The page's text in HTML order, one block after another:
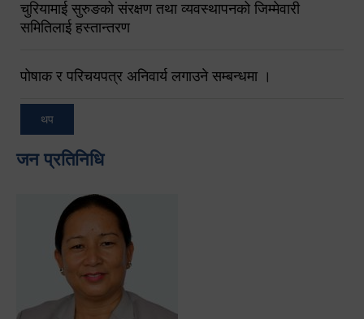
चुरियामाई सुरुङको संरक्षण तथा व्यवस्थापनको जिम्मेवारी
समितिलाई हस्तान्तरण
पोषाक र परिचयपत्र अनिवार्य लगाउने सम्बन्धमा ।
थप
जन प्रतिनिधि